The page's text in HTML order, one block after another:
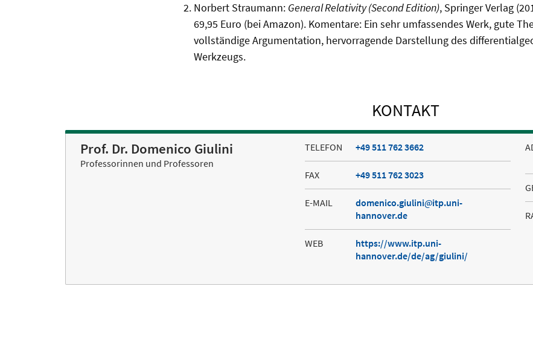
Norbert Straumann: General Relativity (Second Edition), Springer Verlag
69,95 Euro (bei Amazon). Komentare: Ein sehr umfassendes Werk, gute
vollständige Argumentation, hervorragende Darstellung des
Werkzeugs.
KONTAKT
Prof. Dr. Domenico Giulini
Professorinnen und Professoren
TELEFON +49 511 762 3662
FAX +49 511 762 3023
E-MAIL domenico.giulini
itp.uni-
hannover.de
WEB
https://www.itp.uni-
hannover.de/de/ag/giulini/